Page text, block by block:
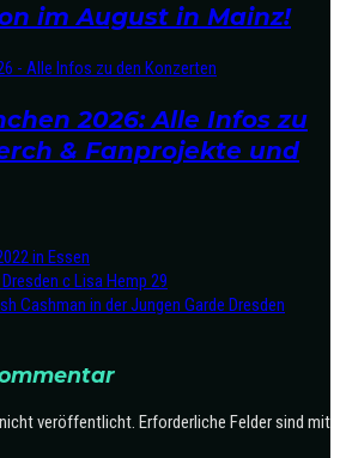
im August in Mainz!
2026: Alle Infos zu
& Fanprojekte und
in Essen
Cashman in der Jungen Garde Dresden
veröffentlicht. Erforderliche Felder sind mit